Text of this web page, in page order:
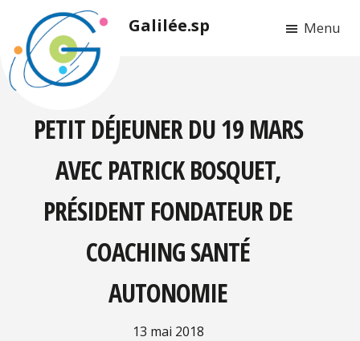
contenu
principal
pied
de
page
Galilée.sp Menu
PETIT DÉJEUNER DU 19 MARS
AVEC PATRICK BOSQUET,
PRÉSIDENT FONDATEUR DE
COACHING SANTÉ
AUTONOMIE
13 mai 2018